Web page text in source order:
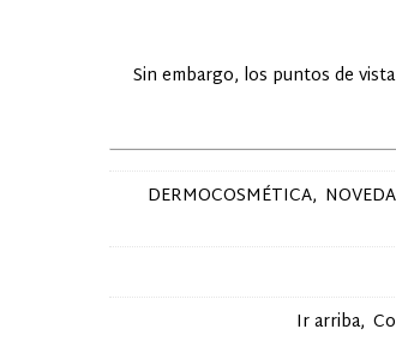
Sin embargo, los puntos de
DERMOCOSMÉTICA
Ir arriba